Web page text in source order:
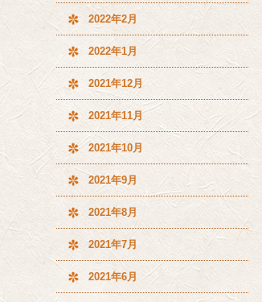
2022年2月
2022年1月
2021年12月
2021年11月
2021年10月
2021年9月
2021年8月
2021年7月
2021年6月